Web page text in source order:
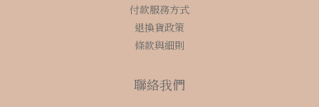
付款服務方式
退換貨政策
條款與細則
聯絡我們